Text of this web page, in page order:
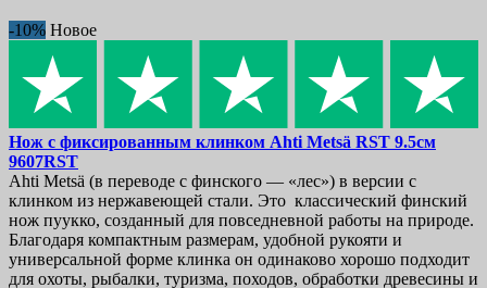
-10% Новое
Нож с фиксированным клинком Ahti Metsä RST 9.5см
9607RST
Ahti Metsä (в переводе с финского — «лес») в версии с
клинком из нержавеющей стали. Это классический финский
нож пуукко, созданный для повседневной работы на природе.
Благодаря компактным размерам, удобной рукояти и
универсальной форме клинка он одинаково хорошо подходит
для охоты, рыбалки, туризма, походов, обработки древесины и